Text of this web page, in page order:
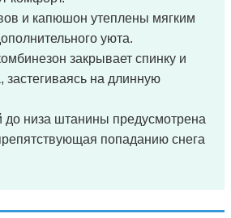
и капюшон утеплены мягким
уюта.
закрывает спинку и
застегиваясь на длинную
до низа штанины предусмотрена
попаданию снега